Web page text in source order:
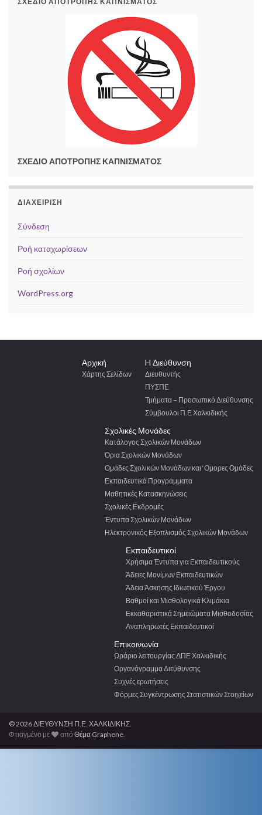
ΣΧΕΔΙΟ ΑΠΟΤΡΟΠΗΣ ΚΑΠΝΙΣΜΑΤΟΣ
ΔΙΑΧΕΊΡΙΣΗ
Σύνδεση
Ροή καταχωρίσεων
Ροή σχολίων
WordPress.org
Αρχική
Χάρτης Σελίδων
H Διεύθυνση
Διευθυντής
ΠΥΣΠΕ
Τμήματα – Προσωπικό Διεύθυνσης
Σύμβουλοι Π.Ε Χαλκιδικής
Σχολικές Μονάδες
Κατάλογος Σχολικών Μονάδων
Όρια Σχολικών Μονάδων
Ομάδες Σχολικών Μονάδων και ‘Ομορες Ομάδες
Εκπαιδευτικά Προγράμματα
Μαθητικές Κατασκηνώσεις
Σχολικές Εκδρομές
Έντυπα Σχολικών Μονάδων
Ηλεκτρονικός Εξοπλισμός Σχολικών Μονάδων
Εκπαιδευτικοί
Χρήσιμα Έντυπα για Εκπαιδευτικούς
Άδειες Μονίμων Εκπαιδευτικών
Άδεια Άσκησης Ιδιωτικού Έργου
Βαθμοί και Μισθολογικά Κλιμάκια
Εκκαθαριστικά Σημειώματα Μισθοδοσίας
Αναπληρωτές Εκπαιδευτικοί
Επικοινωνία
Ωράριο λειτουργίας ΔΠΕ Χαλκιδικής
Οργανόγραμμα Διεύθυνσης
Συχνές ερωτήσεις
Φόρμες Συγκέντρωσης Στατιστικών Στοιχείων
© 2026 ΔΙΕΥΘΥΝΣΗ Π.Ε. ΧΑΛΚΙΔΙΚΗΣ.
Φτιαγμένο με
απόΘέμα Graphene